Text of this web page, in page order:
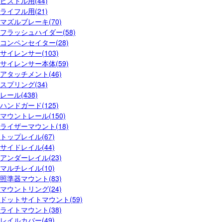
ライフル用(21)
マズルブレーキ(70)
フラッシュハイダー(58)
コンペンセイター(28)
サイレンサー(103)
サイレンサー本体(59)
アタッチメント(46)
スプリング(34)
レール(438)
ハンドガード(125)
マウントレール(150)
ライザーマウント(18)
トップレイル(67)
サイドレイル(44)
アンダーレイル(23)
マルチレイル(10)
照準器マウント(83)
マウントリング(24)
ドットサイトマウント(59)
ライトマウント(38)
レイルカバー(49)